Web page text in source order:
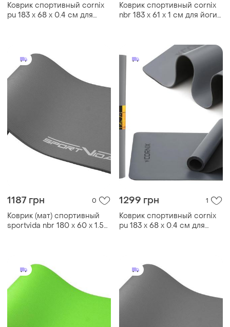
Коврик спортивный cornix
pu 183 x 68 x 0.4 см для
Коврик спортивный cornix
nbr 183 x 61 x 1 cм для йоги
1187 грн 0
Коврик (мат) спортивный
sportvida nbr 180 x 60 x 1.5
1299 грн 1
Коврик спортивный cornix
pu 183 x 68 x 0.4 см для